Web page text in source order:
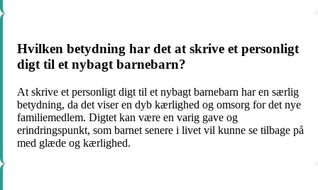
Hvilken betydning har det at skrive et personligt
digt til et nybagt barnebarn?
At skrive et personligt digt til et nybagt barnebarn har en særlig
betydning, da det viser en dyb kærlighed og omsorg for det nye
familiemedlem. Digtet kan være en varig gave og
erindringspunkt, som barnet senere i livet vil kunne se tilbage på
med glæde og kærlighed.